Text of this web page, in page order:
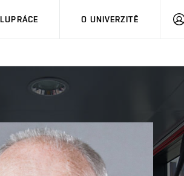
O UNIVERZITĚ